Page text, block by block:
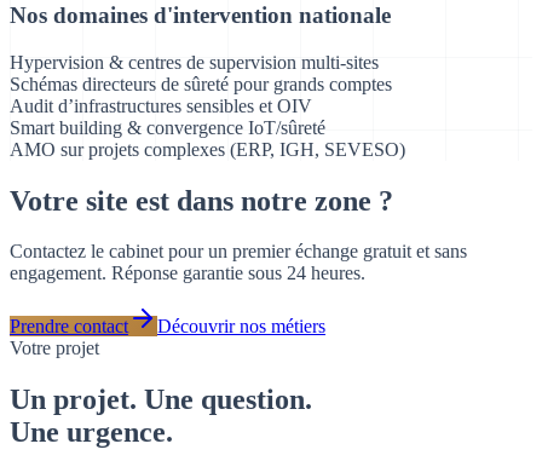
Nos domaines d'intervention nationale
Hypervision & centres de supervision multi-sites
Schémas directeurs de sûreté pour grands comptes
Audit d’infrastructures sensibles et OIV
Smart building & convergence IoT/sûreté
AMO sur projets complexes (ERP, IGH, SEVESO)
Votre site est dans notre zone ?
Contactez le cabinet pour un premier échange gratuit et sans
engagement. Réponse garantie sous 24 heures.
Prendre contact
Découvrir nos métiers
Votre projet
Un projet. Une question.
Une urgence.